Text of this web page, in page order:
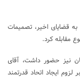
به قضایای اخیر، تصمیمات
مقابله کرد.
نیز حضور داشت، آقای
ایجاد اتحاد قدرتمند